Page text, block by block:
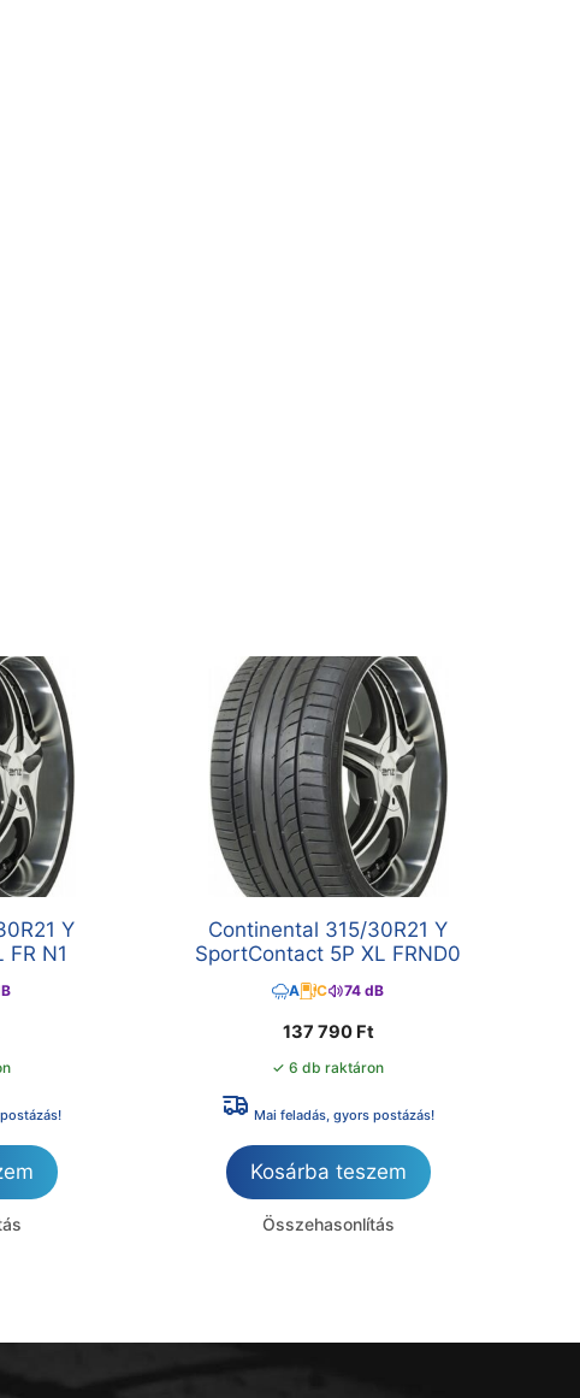
Y
FR N1
Continental 315/30R21 Y
SportContact 5P XL FRND0
A C 74 dB
137 790 Ft
✓ 6 db raktáron
Mai feladás, gyors postázás!
Kosárba teszem
Összehasonlítás